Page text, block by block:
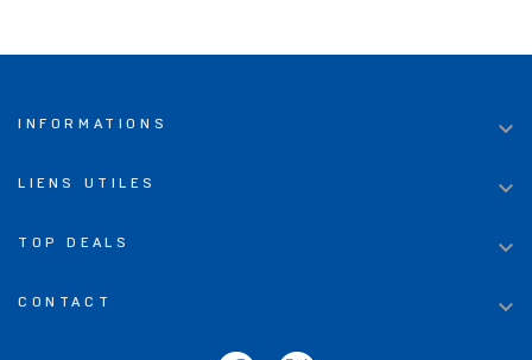
INFORMATIONS 
LIENS UTILES 
TOP DEALS 
CONTACT 